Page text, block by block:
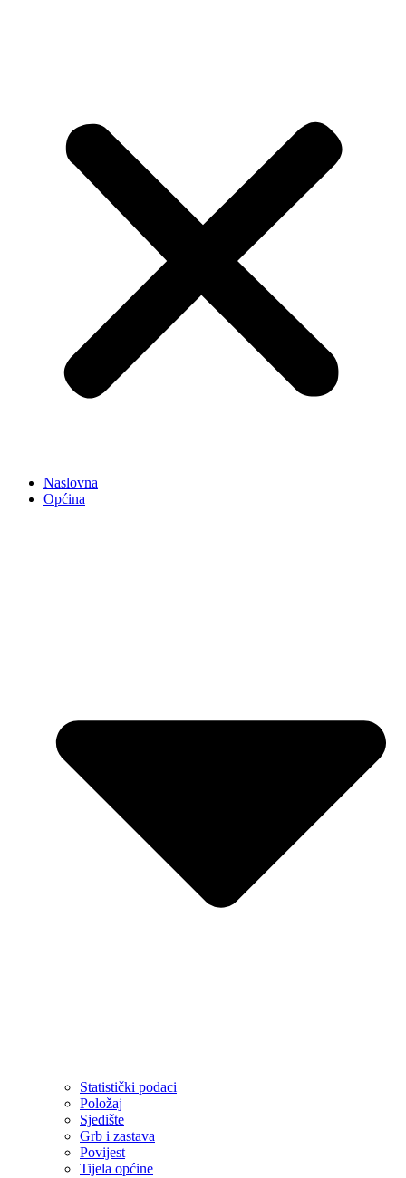
Naslovna
Općina
Statistički podaci
Položaj
Sjedište
Grb i zastava
Povijest
Tijela općine